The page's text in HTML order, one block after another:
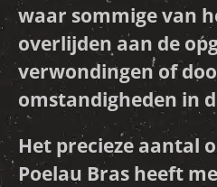
waar sommige van
overlijden aan de
verwondingen of
omstandigheden in
Het precieze aantal
Poelau Bras heeft